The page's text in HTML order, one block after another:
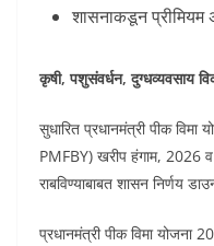
शासनाकडून प्रीमियम
कृषी, पशुसंवर्धन, दुग्‍धव्‍यवसाय
सुधारित प्रधानमंत्री पीक
PMFBY) खरीप हंगाम, 2026 व
राबविण्याबाबत शासन निर्णय
प्रधानमंत्री पीक विमा